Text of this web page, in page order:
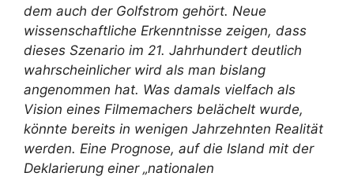
dem auch der Golfstrom gehört. Neue
wissenschaftliche Erkenntnisse zeigen, dass
dieses Szenario im 21. Jahrhundert deutlich
wahrscheinlicher wird als man bislang
angenommen hat. Was damals vielfach als
Vision eines Filmemachers belächelt wurde,
könnte bereits in wenigen Jahrzehnten Realität
werden. Eine Prognose, auf die Island mit der
Deklarierung einer „nationalen